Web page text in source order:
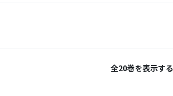
全20巻を表示する